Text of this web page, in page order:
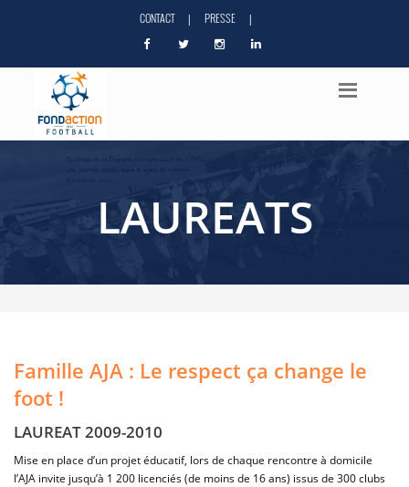
CONTACT | PRESSE |
LAUREATS
Famille AJA : Le respect ça change le
foot !
LAUREAT 2009-2010
Mise en place d’un projet éducatif, lors de chaque rencontre à domicile
l’AJA invite jusqu’à 1 200 licenciés (de moins de 16 ans) issus de 300 clubs